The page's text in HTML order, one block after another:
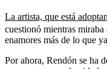
La artista, que está
cuestionó mientras miraba
enamores más de lo que
Por ahora, Rendón se ha